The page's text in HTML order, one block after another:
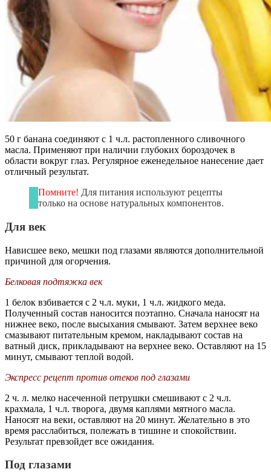
50 г банана соединяют с 1 ч.л. растопленного сливочного
масла. Применяют при наличии глубоких бороздочек в
области вокруг глаз. Регулярное еженедельное нанесение дает
отличный результат.
Помните! Для питания используют рецепты
только на основе натуральных компонентов.
Для век
Нависшее веко, мешки под глазами являются дополнительной
причиной для огорчения.
Белковая подтяжка век
1 белок взбивается с 2 ч.л. муки, 1 ч.л. жидкого меда.
Полученный состав наносится поэтапно. Сначала наносят на
нижнее веко, после высыхания смывают. Затем верхнее веко
смазывают питательным кремом, накладывают состав на
ватный диск, прикладывают на верхнее веко. Оставляют на 15
минут, смывают теплой водой.
Экспресс рецепт против отеков под глазами
2 ч. л. мелко насеченной петрушки смешивают с 2 ч.л.
крахмала, 1 ч.л. творога, двумя каплями мятного масла.
Наносят на веки, оставляют на 20 минут. Желательно в это
время расслабиться, полежать в тишине и спокойствии.
Результат превзойдет все ожидания.
Под глазами